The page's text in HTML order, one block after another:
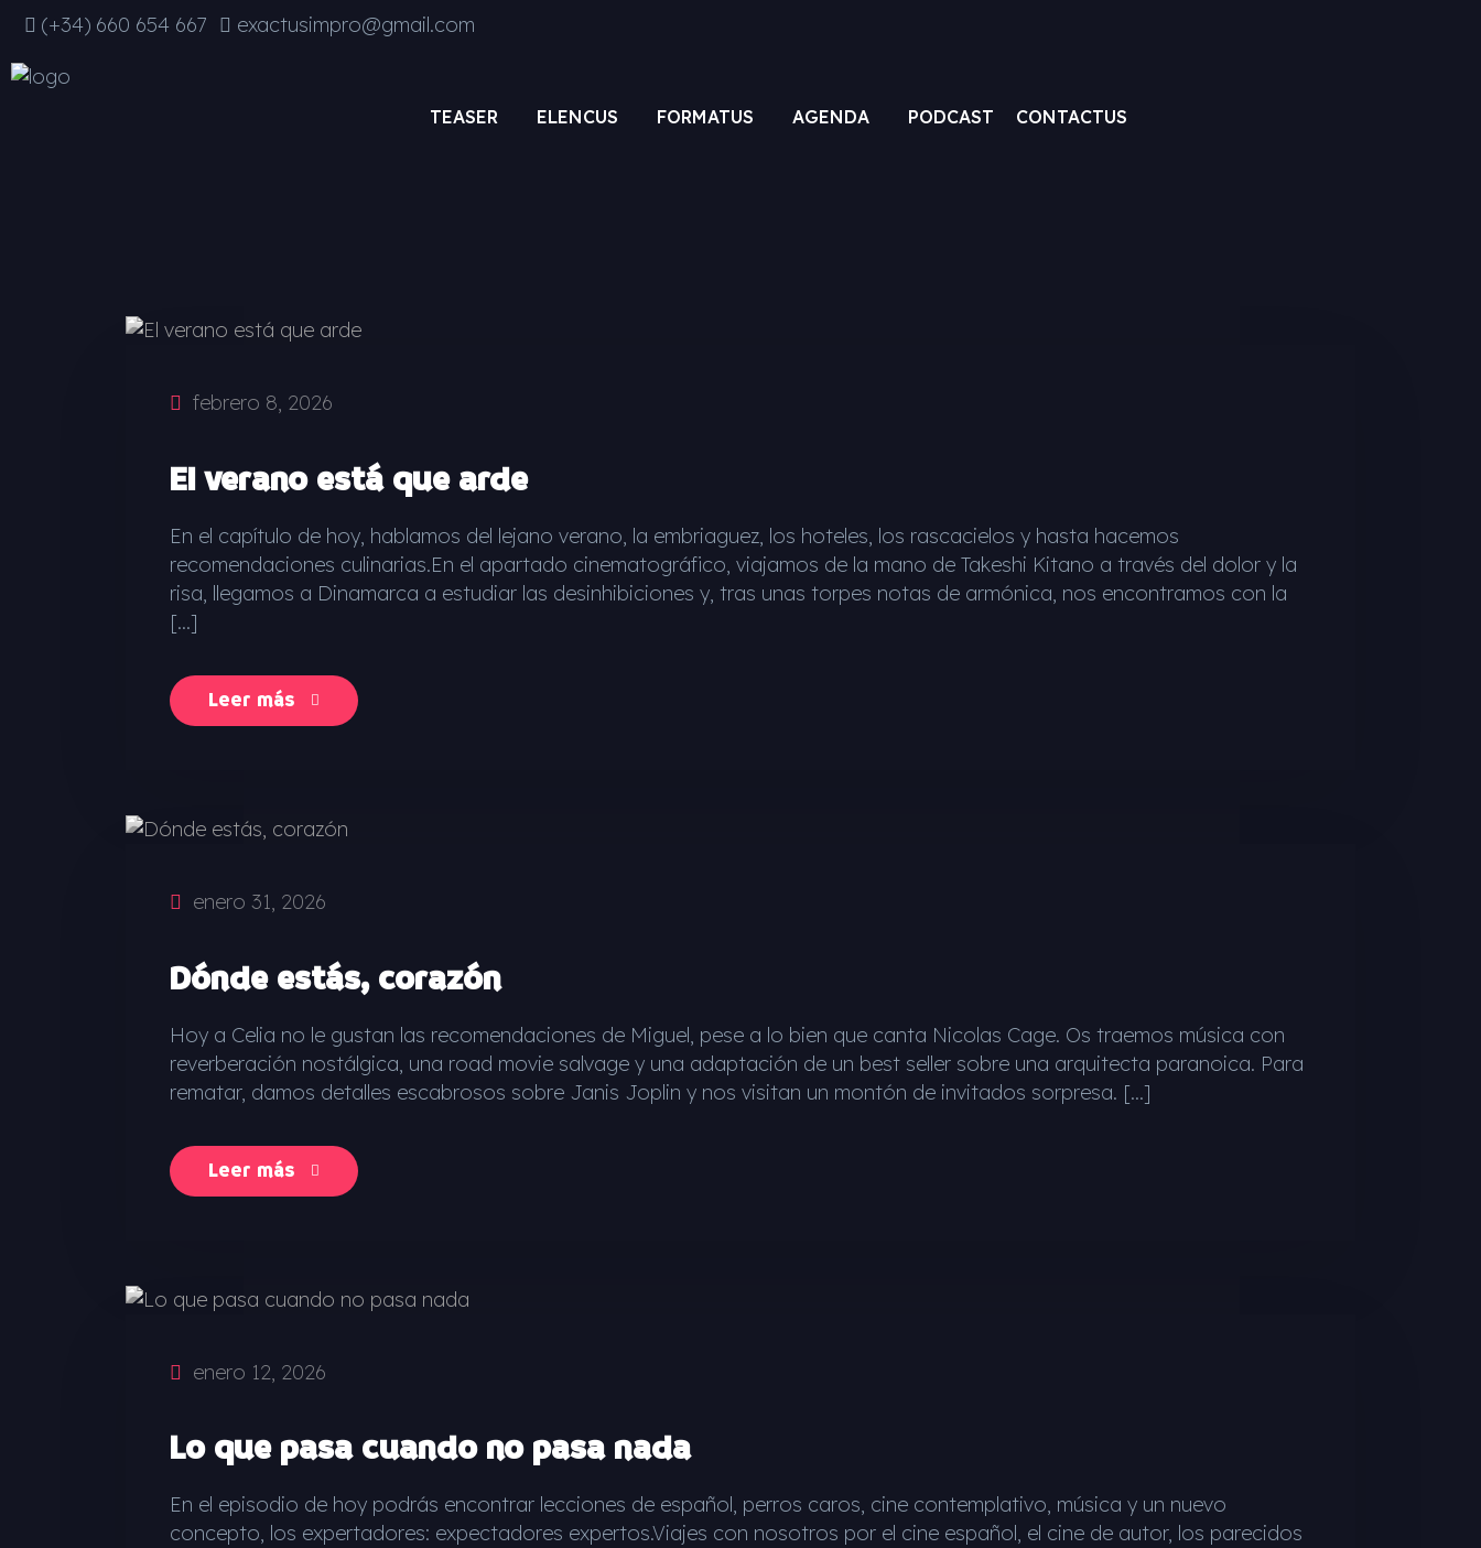
(+34) ‭660 654 667‬ exactusimpro@gmail.com
TEASER ELENCUS FORMATUS AGENDA PODCAST CONTACTUS
febrero 8, 2026
El verano está que arde
En el capítulo de hoy, hablamos del lejano verano, la embriaguez, los hoteles, los rascacielos y hasta hacemos
recomendaciones culinarias.En el apartado cinematográfico, viajamos de la mano de Takeshi Kitano a través del dolor y la
risa, llegamos a Dinamarca a estudiar las desinhibiciones y, tras unas torpes notas de armónica, nos encontramos con la
[…]
Leer más
enero 31, 2026
Dónde estás, corazón
Hoy a Celia no le gustan las recomendaciones de Miguel, pese a lo bien que canta Nicolas Cage. Os traemos música con
reverberación nostálgica, una road movie salvage y una adaptación de un best seller sobre una arquitecta paranoica. Para
rematar, damos detalles escabrosos sobre Janis Joplin y nos visitan un montón de invitados sorpresa. […]
Leer más
enero 12, 2026
Lo que pasa cuando no pasa nada
En el episodio de hoy podrás encontrar lecciones de español, perros caros, cine contemplativo, música y un nuevo
concepto, los expertadores: expectadores expertos.Viajes con nosotros por el cine español, el cine de autor, los parecidos